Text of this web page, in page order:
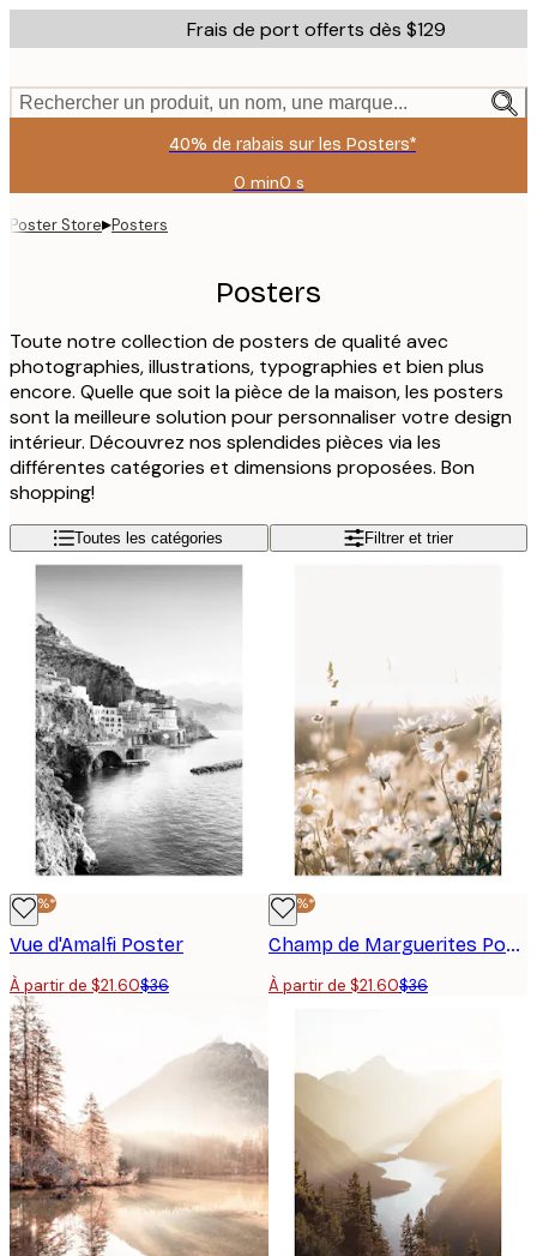
to
content.
Frais de port offerts dès $129
Rechercher un produit, un nom, une marque...
40% de rabais sur les Posters*
0 min0 s
Valable
08-
06
Poster Store▸Posters
Posters
Toute notre collection de posters de qualité avec
photographies, illustrations, typographies et bien plus
encore. Quelle que soit la pièce de la maison, les posters
sont la meilleure solution pour personnaliser votre design
intérieur. Découvrez nos splendides pièces via les
différentes catégories et dimensions proposées. Bon
shopping!
Toutes les catégories Filtrer et trier
-40%*
Vue d'Amalfi Poster
À partir de $21.60$36
-40%*
Champ de Marguerites Poster
À partir de $21.60$36